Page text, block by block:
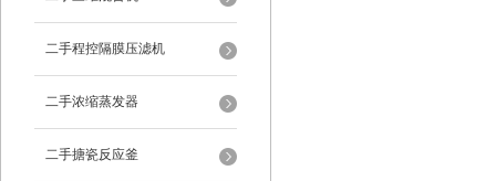
二手程控隔膜压滤机
二手浓缩蒸发器
二手搪瓷反应釜